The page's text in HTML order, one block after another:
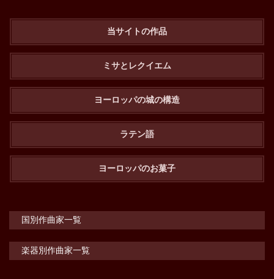
当サイトの作品
ミサとレクイエム
ヨーロッパの城の構造
ラテン語
ヨーロッパのお菓子
国別作曲家一覧
楽器別作曲家一覧